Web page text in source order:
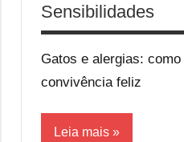
Sensibilidades
Gatos e alergias:
convivência feliz
Leia mais